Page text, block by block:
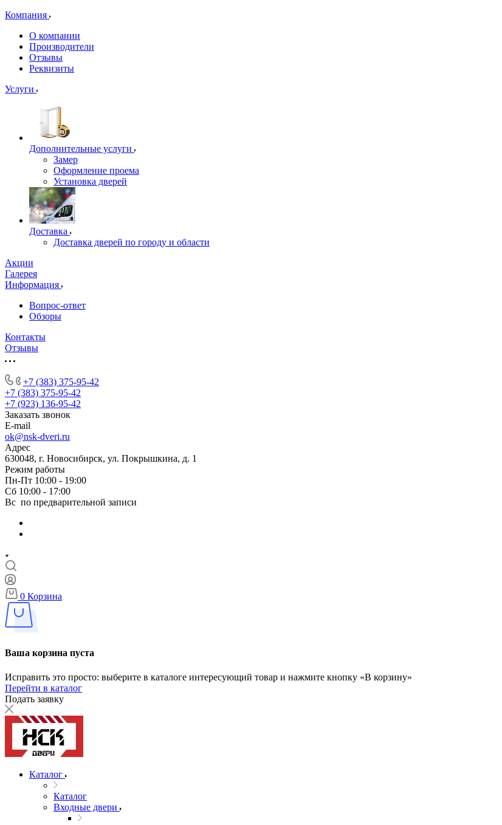
Компания
О компании
Производители
Отзывы
Реквизиты
Услуги
Дополнительные услуги
Замер
Оформление проема
Установка дверей
Доставка
Доставка дверей по городу и области
Акции
Галерея
Информация
Вопрос-ответ
Обзоры
Контакты
Отзывы
+7 (383) 375-95-42
+7 (383) 375-95-42
+7 (923) 136-95-42
Заказать звонок
E-mail
ok@nsk-dveri.ru
Адрес
630048, г. Новосибирск, ул. Покрышкина, д. 1
Режим работы
Пн-Пт 10:00 - 19:00
Сб 10:00 - 17:00
Вс по предварительной записи
0 Корзина
Ваша корзина пуста
Исправить это просто: выберите в каталоге интересующий товар и нажмите кнопку «В корзину»
Перейти в каталог
Подать заявку
Каталог
Каталог
Входные двери